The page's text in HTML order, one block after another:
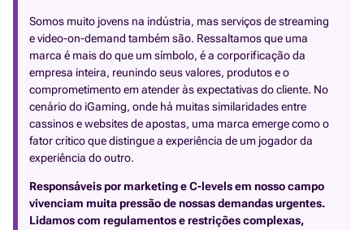
Somos muito jovens na indústria, mas serviços de streaming
e video-on-demand também são. Ressaltamos que uma
marca é mais do que um símbolo, é a corporificação da
empresa inteira, reunindo seus valores, produtos e o
comprometimento em atender às expectativas do cliente. No
cenário do iGaming, onde há muitas similaridades entre
cassinos e websites de apostas, uma marca emerge como o
fator crítico que distingue a experiência de um jogador da
experiência do outro.
Responsáveis por marketing e C-levels em nosso campo
vivenciam muita pressão de nossas demandas urgentes.
Lidamos com regulamentos e restrições complexas,